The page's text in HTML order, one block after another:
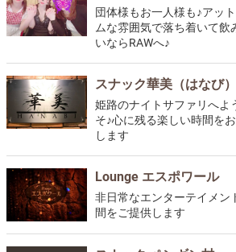
団体様もお一人様も♪アッ
ムな雰囲気で落ち着いて飲
いならRAWへ♪
スナック華美（はなび）
姫路のナイトサファリへよ
そ♪心に残る楽しい時間を
します
Lounge エスポワール
非日常なエンターテイメン
間をご提供します